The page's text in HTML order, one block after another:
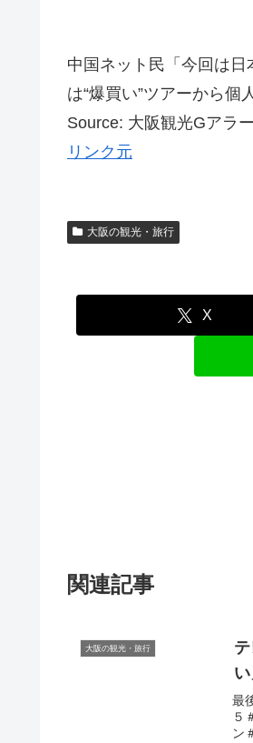
中国ネット民「今回は
は“爆買い”ツアーから
Source: 大阪観光Gアラ
リンク元
大阪の観光・旅行
X
関連記事
大阪の観光・旅行
最
５
ン